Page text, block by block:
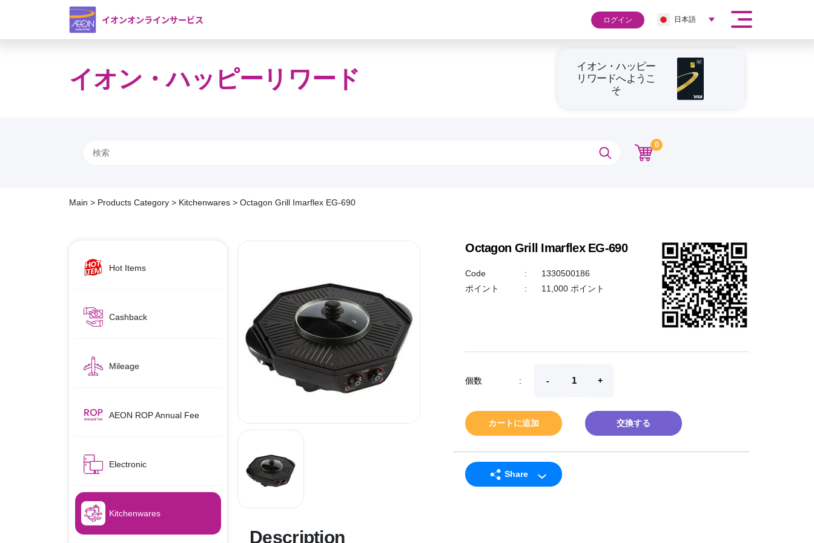
イオンオンラインサービス ログイン 日本語
イオン・ハッピーリワード
イオン・ハッピー
リワードへようこ
そ
0
Main > Products Category > Kitchenwares > Octagon Grill Imarflex EG-690
Hot Items
Cashback
Mileage
AEON ROP Annual Fee
Electronic
Kitchenwares
Octagon Grill Imarflex EG-690
Code :
1330500186
ポイント
: 11,000 ポイント
個数 :
カートに追加 交換する
Share
Description